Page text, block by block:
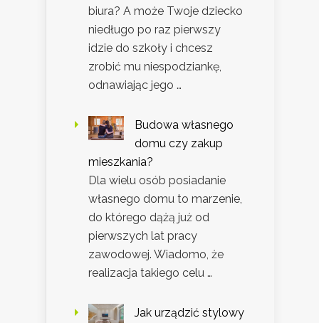
biura? A może Twoje dziecko
niedługo po raz pierwszy
idzie do szkoły i chcesz
zrobić mu niespodziankę,
odnawiając jego …
Budowa własnego
domu czy zakup
mieszkania?
Dla wielu osób posiadanie
własnego domu to marzenie,
do którego dążą już od
pierwszych lat pracy
zawodowej. Wiadomo, że
realizacja takiego celu …
Jak urządzić stylowy